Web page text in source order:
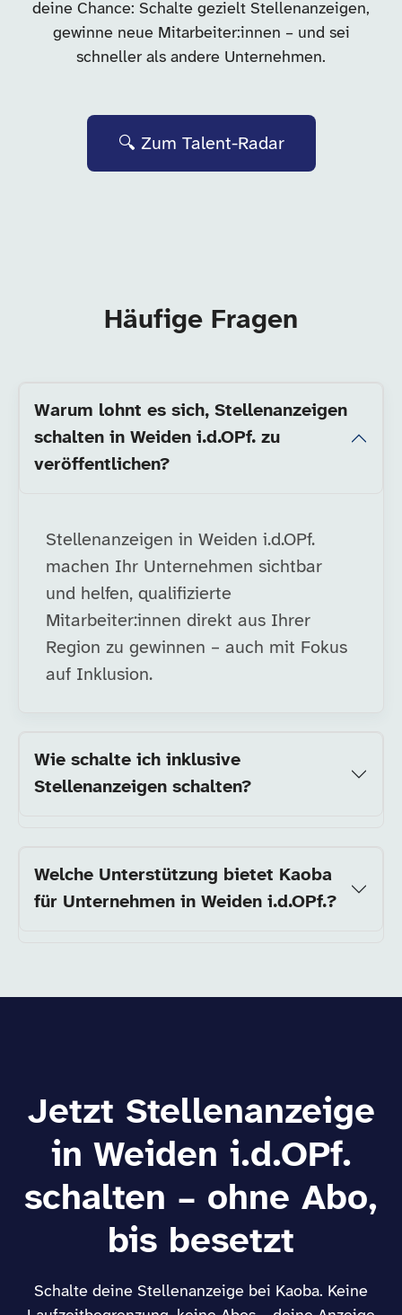
deine Chance: Schalte gezielt Stellenanzeigen,
gewinne neue Mitarbeiter:innen – und sei
schneller als andere Unternehmen.
🔍 Zum Talent-Radar
Häufige Fragen
Warum lohnt es sich, Stellenanzeigen
schalten in Weiden i.d.OPf. zu
veröffentlichen?
Stellenanzeigen in Weiden i.d.OPf.
machen Ihr Unternehmen sichtbar
und helfen, qualifizierte
Mitarbeiter:innen direkt aus Ihrer
Region zu gewinnen – auch mit Fokus
auf Inklusion.
Wie schalte ich inklusive
Stellenanzeigen schalten?
Welche Unterstützung bietet Kaoba
für Unternehmen in Weiden i.d.OPf.?
Jetzt Stellenanzeige
in Weiden i.d.OPf.
schalten – ohne Abo,
bis besetzt
Schalte deine Stellenanzeige bei Kaoba. Keine